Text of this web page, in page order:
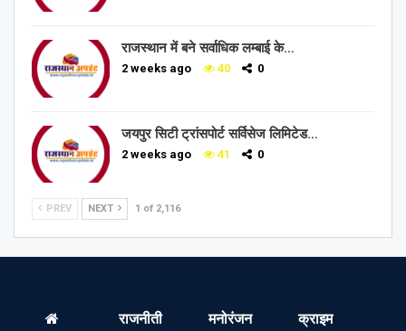
राजस्थान में बने सर्वाधिक लम्बाई के…
2 weeks ago 40 0
जयपुर सिटी ट्रांसपोर्ट सर्विसेज लिमिटेड…
2 weeks ago 41 0
PREV NEXT 1 of 2,116
राजनीती मनोरंजन क्राइम